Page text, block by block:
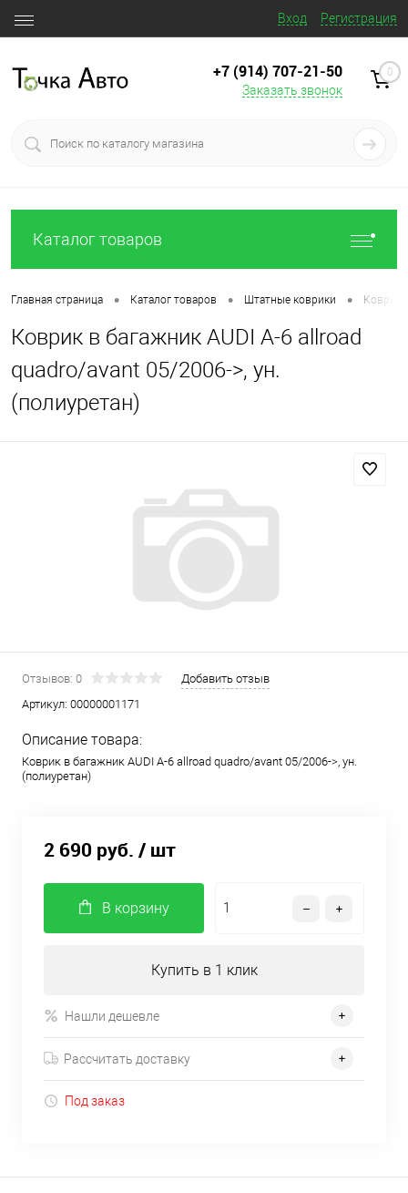
Вход Регистрация
+7 (914) 707‒21‒50
Заказать звонок
0
Каталог товаров
Главная страница • Каталог товаров • Штатные коврики • Коврик
Коврик в багажник AUDI A-6 allroad
quadro/avant 05/2006->, ун.
(полиуретан)
Отзывов: 0
Добавить отзыв
Артикул: 00000001171
Описание товара:
Коврик в багажник AUDI A-6 allroad quadro/avant 05/2006->, ун.
(полиуретан)
2 690 руб. / шт
В корзину
Купить в 1 клик
Нашли дешевле
Рассчитать доставку
Под заказ